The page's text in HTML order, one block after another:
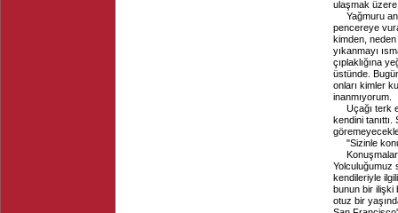
ulaşmak
Yağmuru
pencereye
kimden,
yıkanmayı
çıplaklığına
üstünde.
onları kimler
inanmıyorum.
Uçağı terk
kendini
"Sizinle
Yolculuğumuz
kendileriyle
bunun bir ilişki
otuz bir